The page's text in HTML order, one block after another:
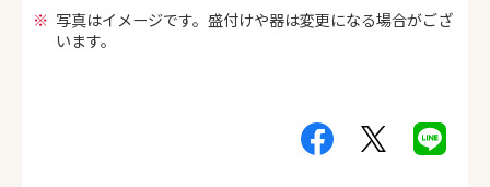
写真はイメージです。盛付けや器は変更になる場合がござ
います。